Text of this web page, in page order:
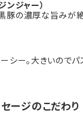
ンジャー）
豚の濃厚な旨みが
シー。大きいので
ージのこだわり